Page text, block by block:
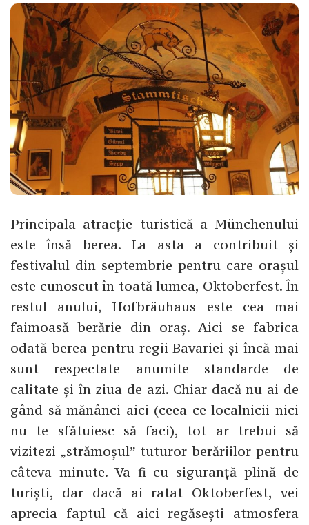
Principala atracție turistică a Münchenului
este însă berea. La asta a contribuit și
festivalul din septembrie pentru care orașul
este cunoscut în toată lumea, Oktoberfest. În
restul anului, Hofbräuhaus este cea mai
faimoasă berărie din oraș. Aici se fabrica
odată berea pentru regii Bavariei și încă mai
sunt respectate anumite standarde de
calitate și în ziua de azi. Chiar dacă nu ai de
gând să mănânci aici (ceea ce localnicii nici
nu te sfătuiesc să faci), tot ar trebui să
vizitezi „strămoșul” tuturor berăriilor pentru
câteva minute. Va fi cu siguranță plină de
turiști, dar dacă ai ratat Oktoberfest, vei
aprecia faptul că aici regăsești atmosfera